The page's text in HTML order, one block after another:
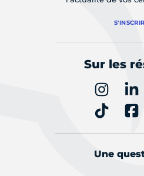
Sur les
Une